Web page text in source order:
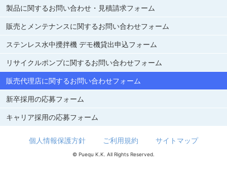
製品に関するお問い合わせ・見積請求フォーム
販売とメンテナンスに関するお問い合わせフォーム
ステンレス水中攪拌機 デモ機貸出申込フォーム
リサイクルポンプに関するお問い合わせフォーム
販売代理店に関するお問い合わせフォーム
新卒採用の応募フォーム
キャリア採用の応募フォーム
個人情報保護方針 ご利用規約 サイトマップ
© Puequ K.K. All Rights Reserved.